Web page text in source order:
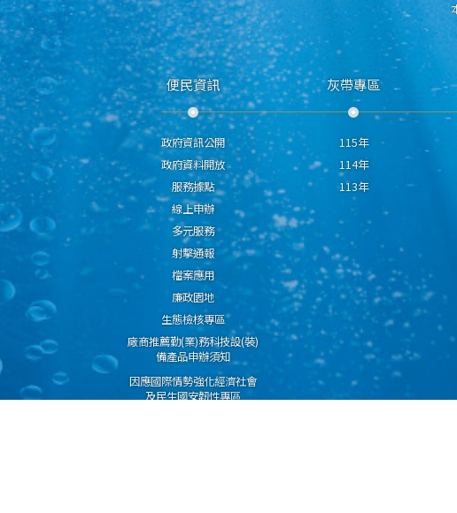
便民資訊
政府資訊公開
政府資料開放
服務據點
線上申辦
多元服務
射擊通報
檔案應用
廉政園地
生態檢核專區
廠商推薦勤(業)務科技設(裝)
備產品申辦須知
因應國際情勢強化經濟社會
及民生國安韌性專區
灰帶專區
115年
114年
113年